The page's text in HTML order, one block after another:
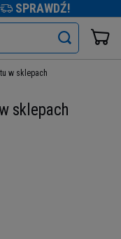
SPRAWDŹ!
w sklepach
sklepach